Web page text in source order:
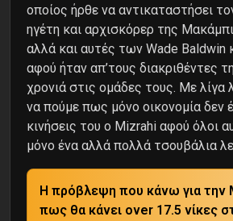
οποίος ήρθε να αντικαταστήσει
ηγέτη και αρχισκόρερ της
αλλά και αυτές των Wade Baldwin
αφού ήταν απ’τους διακριθέντες
χρονιά στις ομάδες τους. Με λίγα
να πούμε πως μόνο οικονομία δεν
κινήσεις του ο Mizrahi αφού όλοι
μόνο ένα αλλά πολλά τσουβάλια
Η πρόβλεψη που κάνω για την
πως θα κάνει over 17.5 νίκες